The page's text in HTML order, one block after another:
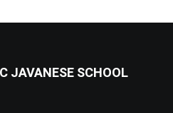
JAVANESE SCHOOL